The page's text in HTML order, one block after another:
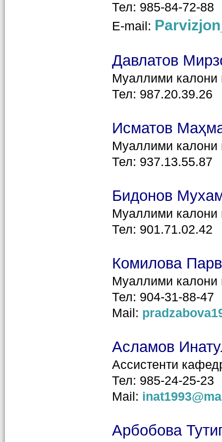
Тел: 985-84-72-88
E-mail:
Давлатов
Муаллими калони
Тел: 987.20.39.26
Исматов
Муаллими калони
Тел: 937.13.55.87
Бидонов
Муаллими калони
Тел: 901.71.02.42
Комилова
Муаллими калони
Тел: 904-31-88-47
Mail:
Асламов
Ассистенти
Тел: 985-24-25-23
Mail:
Арбобова